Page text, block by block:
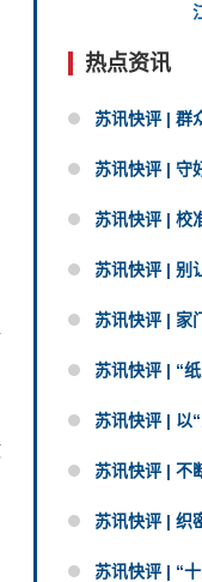
热点资讯
苏讯快评 | 群
苏讯快评 | 守
苏讯快评 | 校
苏讯快评 | 别
苏讯快评 | 家
苏讯快评 | “
苏讯快评 | 以
苏讯快评 | 不
苏讯快评 | 织
苏讯快评 | “